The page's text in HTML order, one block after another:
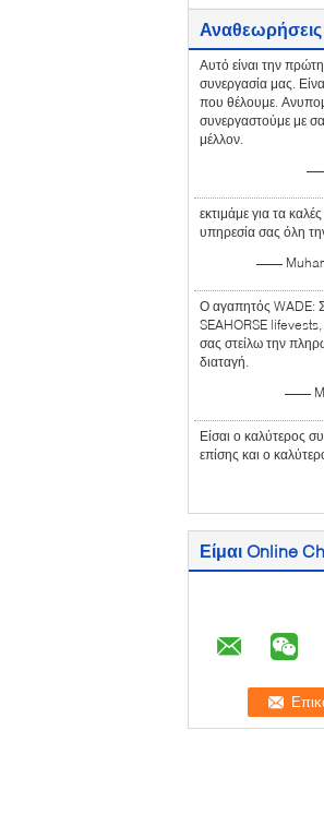
Αυτό είναι την
συνεργασία μας.
που θέλουμε.
συνεργαστούμε με
μέλλον.
εκτιμάμε για τα
υπηρεσία σας όλη
——
Ο αγαπητός WADE:
SEAHORSE lifevests,
σας στείλω την
διαταγή.
——
Είσαι ο καλύτερος
επίσης και ο
Είμαι Online